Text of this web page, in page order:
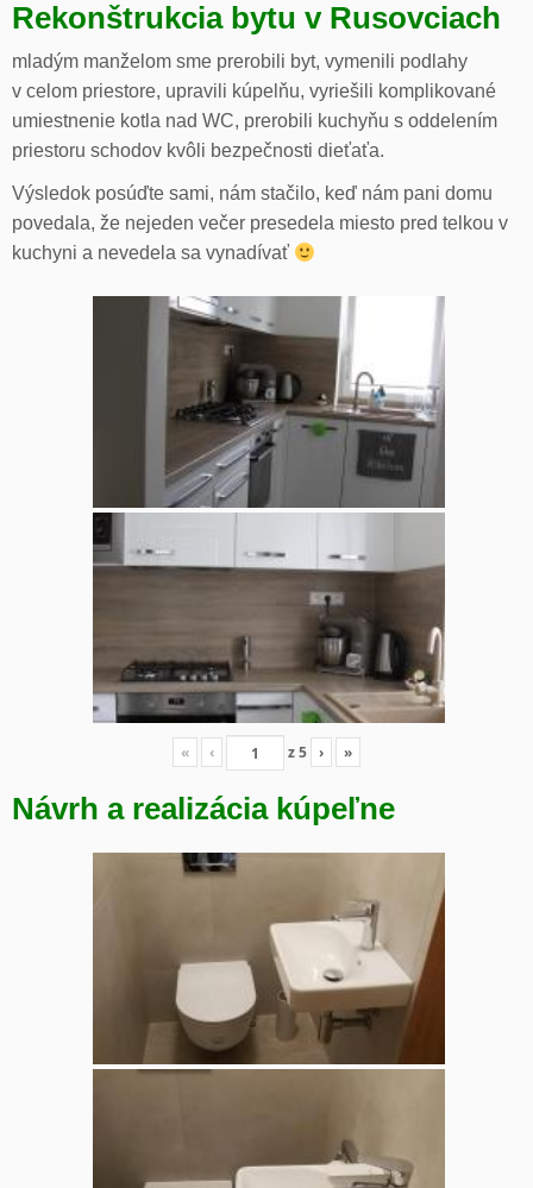
Rekonštrukcia bytu v Rusovciach
mladým manželom sme prerobili byt, vymenili podlahy
v celom priestore, upravili kúpelňu, vyriešili komplikované
umiestnenie kotla nad WC, prerobili kuchyňu s oddelením
priestoru schodov kvôli bezpečnosti dieťaťa.
Výsledok posúďte sami, nám stačilo, keď nám pani domu
povedala, že nejeden večer presedela miesto pred telkou v
kuchyni a nevedela sa vynadívať
« ‹ z5 › »
Návrh a realizácia kúpeľne